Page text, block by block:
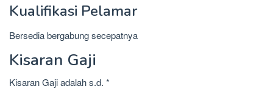
Kualifikasi Pelamar
Bersedia bergabung secepatnya
Kisaran Gaji
Kisaran Gaji adalah s.d. *